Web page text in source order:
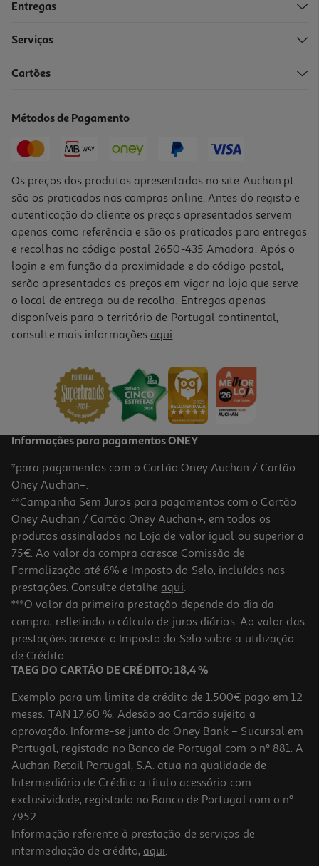
Mala De Cabine Rígida Airport Kaki 8 Rodas 35x55x20cm
49,99 €
Trolley Rigido Airport Azul Fant 4r 50x32x21 600196958
29.99 €/un
29,99 €
Mala De Cabine Rígida Airport Cinzento Escuro 8 Rodas
Entregas
Serviços
Cartões
Métodos de Pagamento
Os preços dos produtos apresentados no site Auchan.pt
são os praticados nas compras online. Antes do registo e
autenticação do cliente os preços apresentados servem
apenas como referência e são os praticados para entregas
e recolhas no código postal 2650-435 Amadora. Após o
login e em função da proximidade e do código postal,
serão apresentados os preços em vigor na loja que serve
o local de entrega ou de recolha. Entregas apenas
disponíveis para o território de Portugal continental,
consulte mais informações aqui.
Informações para pagamentos ONEY
*para pagamentos com o Cartão Oney Auchan / Cartão
Oney Auchan+.
**Campanha Sem Juros para pagamentos com o Cartão
Oney Auchan / Cartão Oney Auchan+, em todos os
produtos assinalados na Loja de valor igual ou superior a
75€. Ao valor da compra acresce Comissão de
Formalização até 6% e Imposto do Selo, incluídos nas
prestações. Consulte detalhe aqui.
***O valor da primeira prestação depende do dia da
compra, refletindo o cálculo de juros diários. Ao valor das
prestações acresce o Imposto do Selo sobre a utilização
de Crédito.
TAEG DO CARTÃO DE CRÉDITO: 18,4 %
Exemplo para um limite de crédito de 1.500€ pago em 12
meses. TAN 17,60 %. Adesão ao Cartão sujeita a
aprovação. Informe-se junto do Oney Bank – Sucursal em
Portugal, registado no Banco de Portugal com o nº 881. A
Auchan Retail Portugal, S.A. atua na qualidade de
Intermediário de Crédito a título acessório com
exclusividade, registado no Banco de Portugal com o nº
7952.
Informação referente à prestação de serviços de
intermediação de crédito, aqui.